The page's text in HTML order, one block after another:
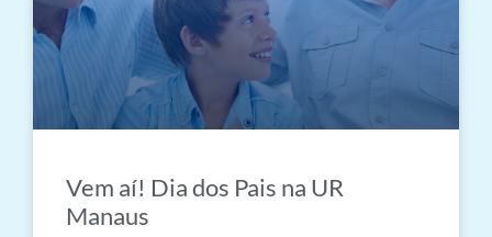
Vem aí! Dia dos Pais na UR
Manaus